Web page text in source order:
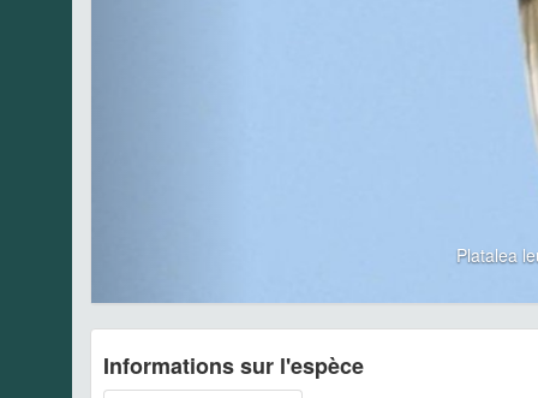
Platalea
Informations sur l'espèce